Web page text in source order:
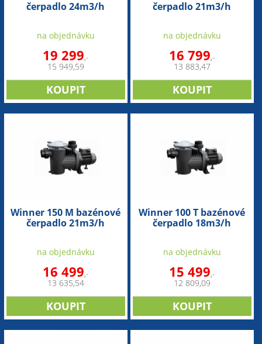
čerpadlo 24m3/h
na objednávku
19 299,-
15 949,59
čerpadlo 21m3/h
na objednávku
16 799,-
13 883,47
Winner 150 M bazénové
čerpadlo 21m3/h
na objednávku
16 499,-
13 635,54
Winner 100 T bazénové
čerpadlo 18m3/h
na objednávku
15 499,-
12 809,09